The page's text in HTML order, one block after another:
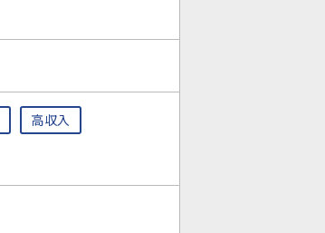
高収入